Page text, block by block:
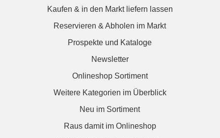
Kaufen & in den Markt liefern lassen
Reservieren & Abholen im Markt
Prospekte und Kataloge
Newsletter
Onlineshop Sortiment
Weitere Kategorien im Überblick
Neu im Sortiment
Raus damit im Onlineshop